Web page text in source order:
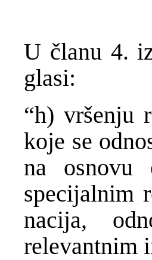
U članu 4.
glasi:
“h) vršenju
koje se
na osnovu
specijalnim
nacija,
relevantnim